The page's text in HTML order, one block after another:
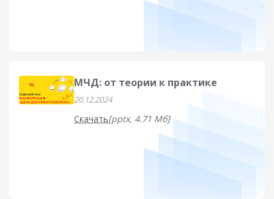
МЧД: от теории к практике
20.12.2024
Скачать[pptx, 4.71 Мб]